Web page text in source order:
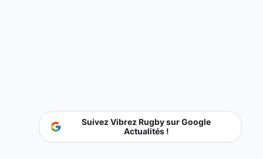
Suivez Vibrez Rugby sur Google
Actualités !